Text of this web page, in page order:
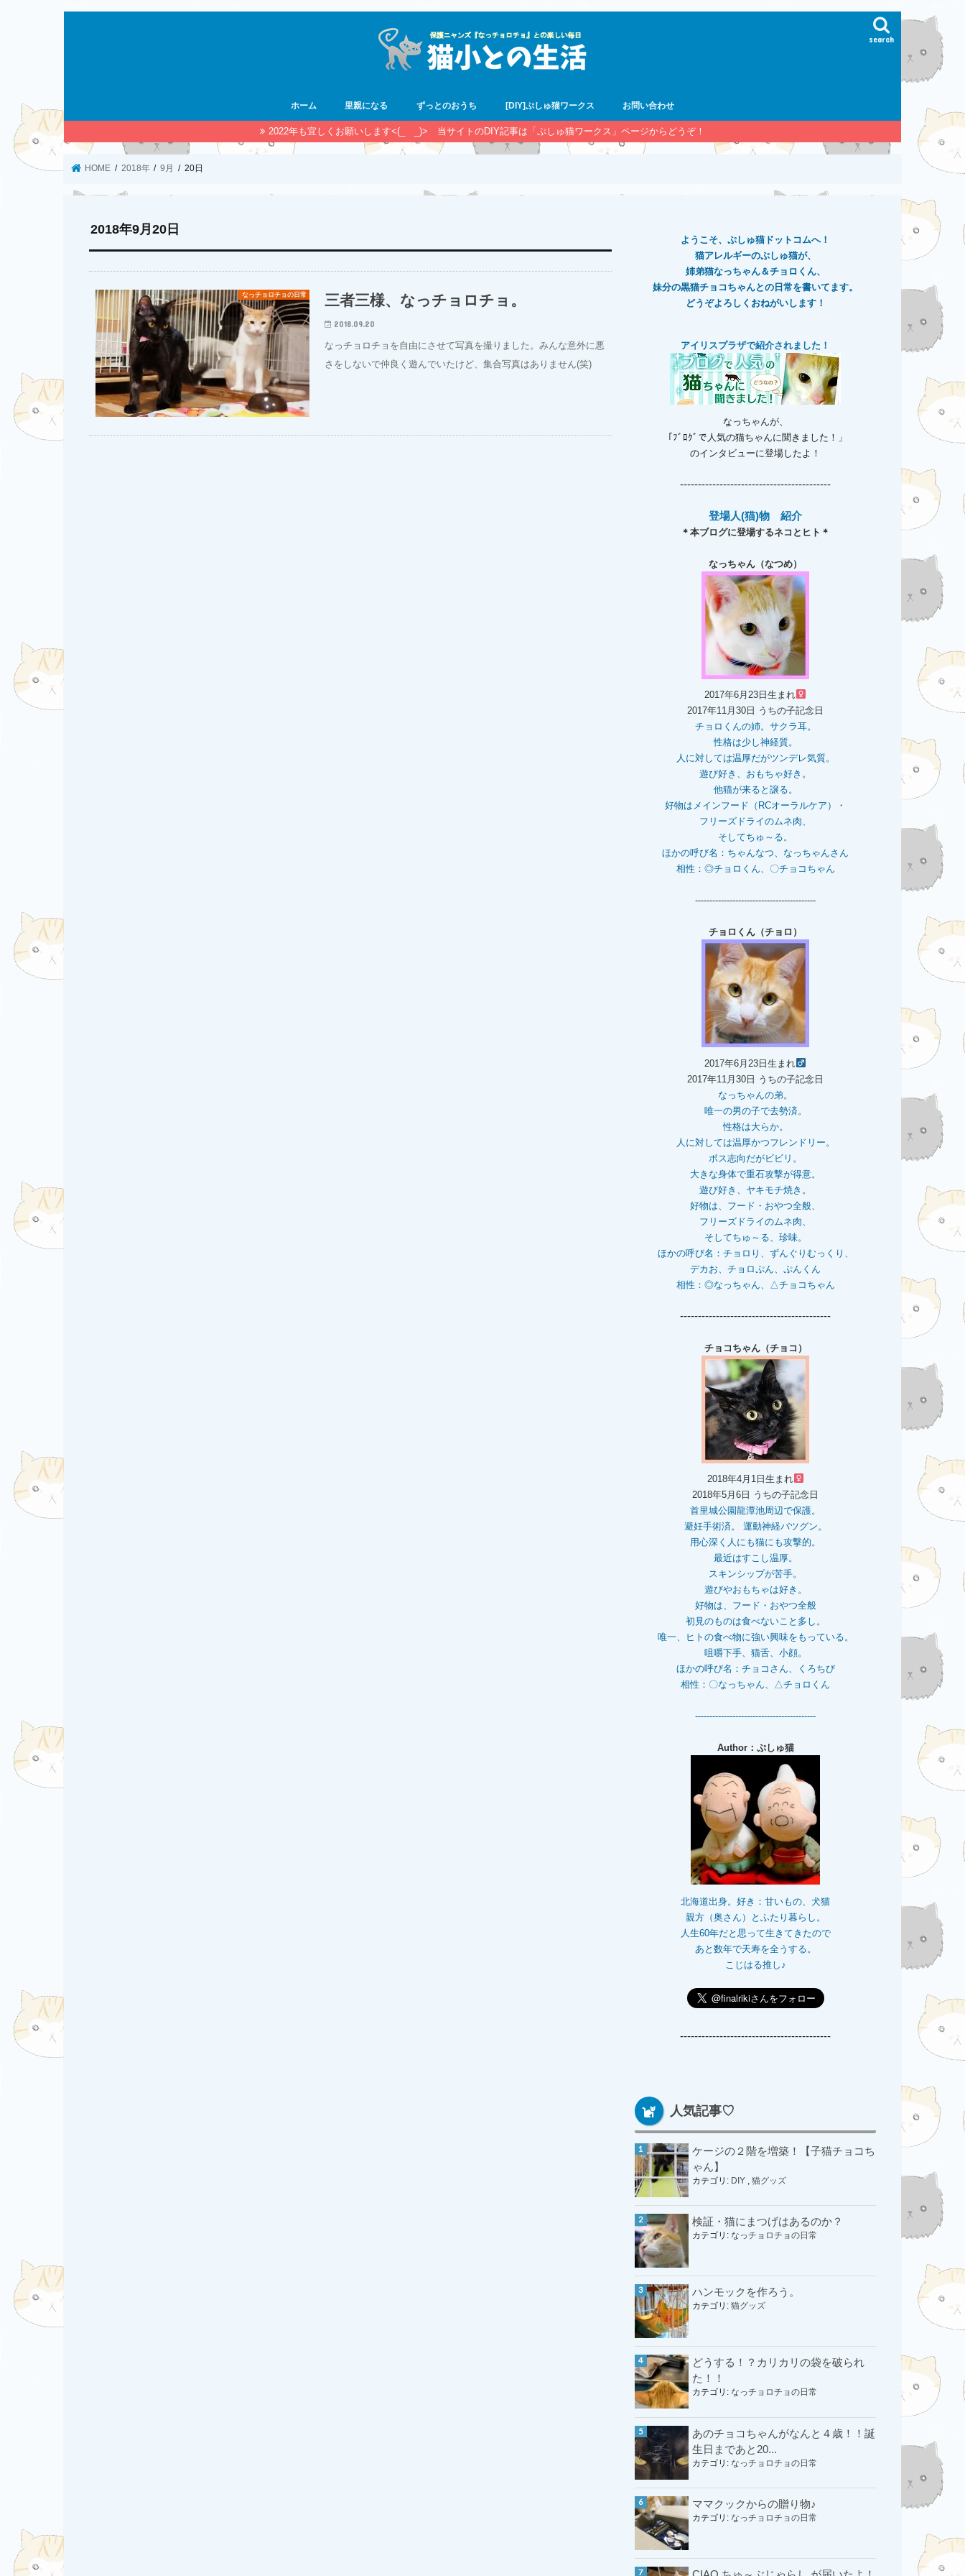
search
ホーム 里親になる ずっとのおうち [DIY]ぷしゅ猫ワークス お問い合わせ
2022年も宜しくお願いします<(_ _)> 当サイトのDIY記事は「ぷしゅ猫ワークス」ページからどうぞ！
HOME 2018年 9月 20日
2018年9月20日
なっチョロチョの日常 三者三様、なっチョロチョ。
2018.09.20
なっチョロチョを自由にさせて写真を撮りました。みんな意外に悪
さをしないで仲良く遊んでいたけど、集合写真はありません(笑)
ようこそ、ぷしゅ猫ドットコムへ！
猫アレルギーのぷしゅ猫が、
姉弟猫なっちゃん＆チョロくん、
妹分の黒猫チョコちゃんとの日常を書いてます。
どうぞよろしくおねがいします！
アイリスプラザで紹介されました！
なっちゃんが、
「ﾌﾞﾛｸﾞで人気の猫ちゃんに聞きました！」
のインタビューに登場したよ！
------------------------------------------
登場人(猫)物 紹介
＊本ブログに登場するネコとヒト＊
なっちゃん（なつめ）
2017年6月23日生まれ
2017年11月30日 うちの子記念日
チョロくんの姉。 サクラ耳。
性格は少し神経質。
人に対しては温厚だがツンデレ気質。
遊び好き、おもちゃ好き。
他猫が来ると譲る。
好物はメインフード（RCオーラルケア）・
フリーズドライのムネ肉、
そしてちゅ～る。
ほかの呼び名：ちゃんなつ、なっちゃんさん
相性：◎チョロくん、〇チョコちゃん
------------------------------------------
チョロくん（チョロ）
2017年6月23日生まれ
2017年11月30日 うちの子記念日
なっちゃんの弟。
唯一の男の子で去勢済。
性格は大らか。
人に対しては温厚かつフレンドリー。
ボス志向だがビビリ。
大きな身体で重石攻撃が得意。
遊び好き、ヤキモチ焼き。
好物は、フード・おやつ全般、
フリーズドライのムネ肉、
そしてちゅ～る、珍味。
ほかの呼び名：チョロり、ずんぐりむっくり、
デカお、チョロぷん、ぷんくん
相性： ◎なっちゃん、△チョコちゃん
------------------------------------------
チョコちゃん（チョコ）
2018年4月1日生まれ
2018年5月6日 うちの子記念日
首里城公園龍潭池周辺で保護。
避妊手術済。 運動神経バツグン。
用心深く人にも猫にも攻撃的。
最近はすこし温厚。
スキンシップが苦手。
遊びやおもちゃは好き。
好物は、フード・おやつ全般
初見のものは食べないこと多し。
唯一、ヒトの食べ物に強い興味をもっている。
咀嚼下手、猫舌、小顔。
ほかの呼び名：チョコさん、くろちび
相性：〇なっちゃん、△チョロくん
------------------------------------------
Author：ぷしゅ猫
北海道出身。好き：甘いもの、犬猫
親方（奥さん）とふたり暮らし。
人生60年だと思って生きてきたので
あと数年で天寿を全うする。
こじはる推し♪
------------------------------------------
人気記事♡
ケージの２階を増築！【子猫チョコち
ゃん】
カテゴリ: DIY 猫グッズ
検証・猫にまつげはあるのか？
カテゴリ: なっチョロチョの日常
ハンモックを作ろう。
カテゴリ: 猫グッズ
どうする！？カリカリの袋を破られ
た！！
カテゴリ: なっチョロチョの日常
あのチョコちゃんがなんと４歳！！誕
生日まであと20...
カテゴリ: なっチョロチョの日常
ママクックからの贈り物♪
カテゴリ: なっチョロチョの日常